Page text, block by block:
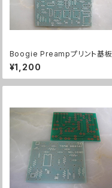
Boogie Preampプリント基板
¥1,200